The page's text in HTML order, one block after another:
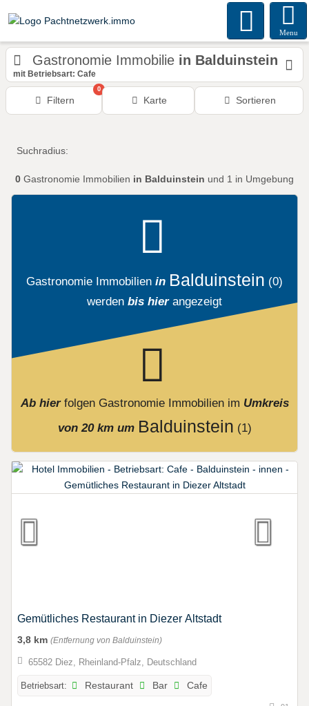
Menu
Gastronomie Immobilie in Balduinstein
mit Betriebsart: Cafe
Filtern
0
Karte Sortieren
Suchradius:
0 Gastronomie Immobilien in Balduinstein und 1 in Umgebung
Gastronomie Immobilien in Balduinstein (0)
werden bis hierangezeigt
Ab hier folgen Gastronomie Immobilienim Umkreis
von 20 km um Balduinstein (1)
Gemütliches Restaurant in Diezer Altstadt
3,8 km (Entfernung von Balduinstein)
65582 Diez, Rheinland-Pfalz, Deutschland
Betriebsart: Restaurant Bar Cafe